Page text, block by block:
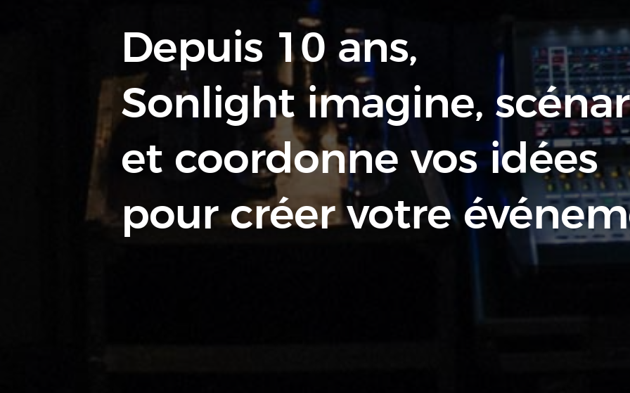
Depuis 10 ans,
Sonlight imagine,
et coordonne vos idées
pour créer votre